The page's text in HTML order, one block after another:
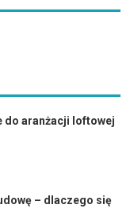
do aranżacji loftowej
– dlaczego się